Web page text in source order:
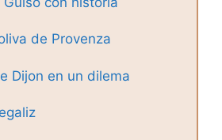
de Provenza
Dijon en un dilema